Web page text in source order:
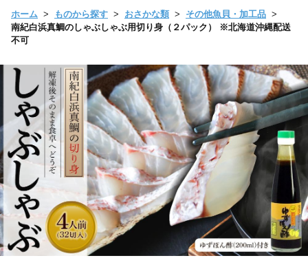
ホーム ものから探す おさかな類
その他魚貝・加工品
南紀白浜真鯛のしゃぶしゃぶ用切り身（２パック） ※北海道沖縄配送
不可